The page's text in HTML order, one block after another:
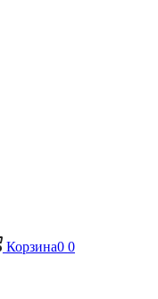
Корзина0 0